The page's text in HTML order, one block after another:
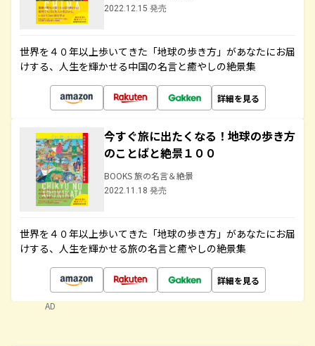
2022.12.15 発売
世界を４０年以上歩いてきた「地球の歩き方」があなたにお届
けする、人生を輝かせる中国の名言と癒やしの絶景集
詳細を見る
今すぐ旅に出たくなる！地球の歩き方
のことばと絶景１００
BOOKS 旅の名言＆絶景
2022.11.18 発売
世界を４０年以上歩いてきた「地球の歩き方」があなたにお届
けする、人生を輝かせる旅の名言と癒やしの絶景集
詳細を見る
AD